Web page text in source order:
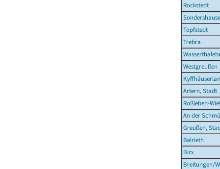
Rockstedt
Topfstedt
Trebra
Westgreußen
Artern, Stadt
Roßleben-
An der
Greußen,
Belrieth
Birx
Breitungen/